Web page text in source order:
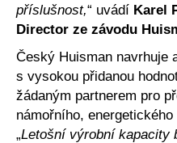
příslušnost,“ uvádí Karel
Director ze závodu
Český Huisman navrhuje
s vysokou přidanou
žádaným partnerem pro
námořního,
„Letošní výrobní kapacity